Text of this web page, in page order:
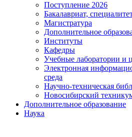
Поступление 2026
Бакалавриат,
Магистратура
Дополнительное
Институты
Кафедры
Учебные лаборатории и
Электронная
среда
Научно-техническая
Новосибирский
Дополнительное образование
Наука